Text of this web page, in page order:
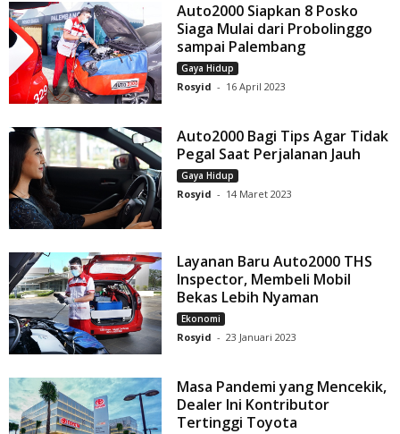
Auto2000 Siapkan 8 Posko
Siaga Mulai dari Probolinggo
sampai Palembang
Gaya Hidup
Rosyid - 16 April 2023
Auto2000 Bagi Tips Agar Tidak
Pegal Saat Perjalanan Jauh
Gaya Hidup
Rosyid - 14 Maret 2023
Layanan Baru Auto2000 THS
Inspector, Membeli Mobil
Bekas Lebih Nyaman
Ekonomi
Rosyid - 23 Januari 2023
Masa Pandemi yang Mencekik,
Dealer Ini Kontributor
Tertinggi Toyota